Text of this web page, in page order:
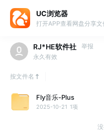
UC浏览器
打开APP查看网盘分享文
RJ*HE软件社
举报
永久有效
按文件名
Fly音乐-Plus
2025-10-21 1项